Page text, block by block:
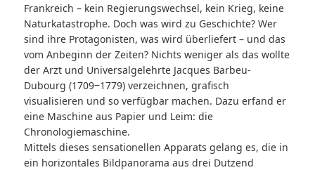
Frankreich – kein Regierungswechsel, kein Krieg, keine
Naturkatastrophe. Doch was wird zu Geschichte? Wer
sind ihre Protagonisten, was wird überliefert – und das
vom Anbeginn der Zeiten? Nichts weniger als das wollte
der Arzt und Universalgelehrte Jacques Barbeu-
Dubourg (1709‒1779) verzeichnen, grafisch
visualisieren und so verfügbar machen. Dazu erfand er
eine Maschine aus Papier und Leim: die
Chronologiemaschine.
Mittels dieses sensationellen Apparats gelang es, die in
ein horizontales Bildpanorama aus drei Dutzend